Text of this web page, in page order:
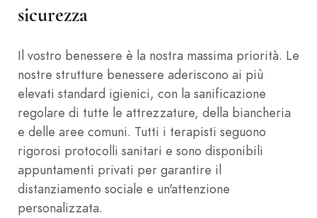
sicurezza
Il vostro benessere è la nostra massima priorità. Le
nostre strutture benessere aderiscono ai più
elevati standard igienici, con la sanificazione
regolare di tutte le attrezzature, della biancheria
e delle aree comuni. Tutti i terapisti seguono
rigorosi protocolli sanitari e sono disponibili
appuntamenti privati per garantire il
distanziamento sociale e un'attenzione
personalizzata.